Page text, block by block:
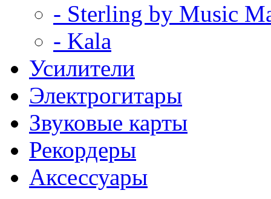
- Sterling by Music
- Kala
Усилители
Электрогитары
Звуковые карты
Рекордеры
Аксессуары